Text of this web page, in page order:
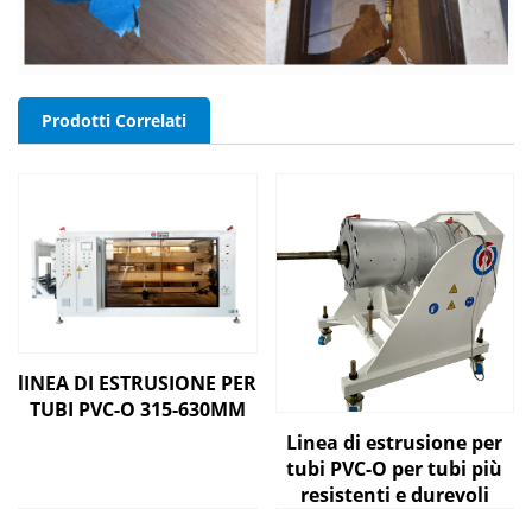
Prodotti Correlati
lINEA DI ESTRUSIONE PER
TUBI PVC-O 315-630MM
Linea di estrusione per
tubi PVC-O per tubi più
resistenti e durevoli